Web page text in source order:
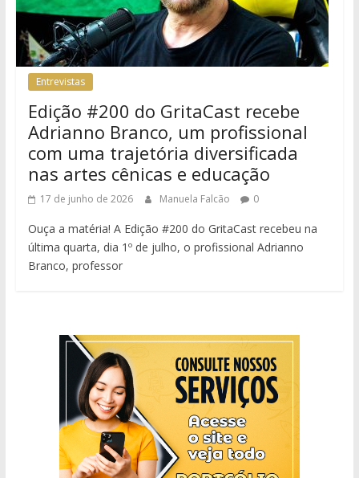
Entrevistas
Edição #200 do GritaCast recebe
Adrianno Branco, um profissional
com uma trajetória diversificada
nas artes cênicas e educação
17 de junho de 2026 Manuela Falcão 0
Ouça a matéria! A Edição #200 do GritaCast recebeu na
última quarta, dia 1º de julho, o profissional Adrianno
Branco, professor